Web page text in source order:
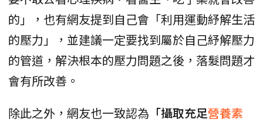
的」，也有網友提到自己會「利用運動紓解生活
的壓力」，並建議一定要找到屬於自己紓解壓力
的管道，解決根本的壓力問題之後，落髮問題才
會有所改善。
除此之外，網友也一致認為 「攝取充足營養素